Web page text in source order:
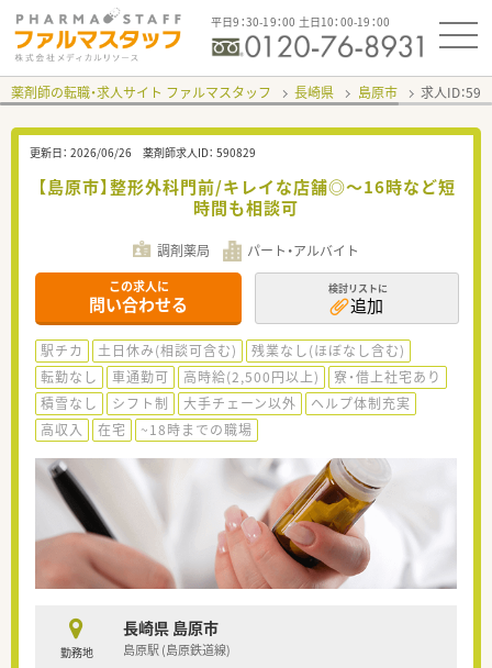
平日9：30-19：00 土日10：00-19：00
薬剤師の転職・求人サイト ファルマスタッフ 長崎県 島原市 求人ID：
更新日： 2026/06/26 薬剤師求人ID： 590829
【島原市】整形外科門前/キレイな店舗◎～16時など短
時間も相談可
調剤薬局 パート・アルバイト
この求人に
問い合わせる
検討リストに
追加
駅チカ 土日休み(相談可含む)
残業なし(ほぼなし含む)
転勤なし
車通勤可 高時給(2,500円以上)
寮・借上社宅あり
積雪なし
シフト制 大手チェーン以外
ヘルプ体制充実
高収入
在宅 ~18時までの職場
勤務地
長崎県 島原市
島原駅 (島原鉄道線)